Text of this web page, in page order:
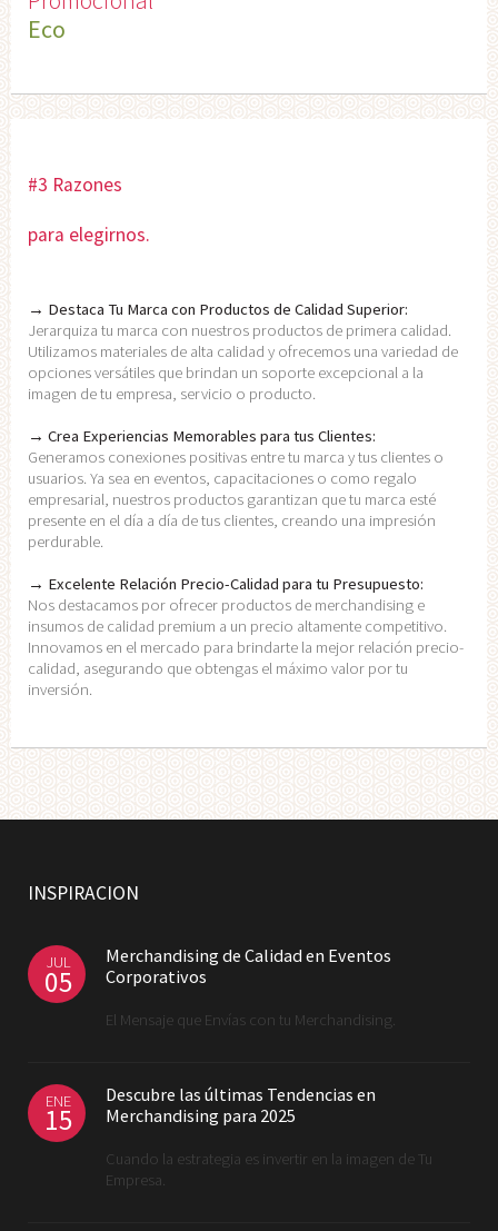
Eco
#3 Razones
para elegirnos.
→ Destaca Tu Marca con Productos de Calidad Superior:
Jerarquiza tu marca con nuestros productos de primera calidad.
Utilizamos materiales de alta calidad y ofrecemos una variedad de
opciones versátiles que brindan un soporte excepcional a la
imagen de tu empresa, servicio o producto.
→ Crea Experiencias Memorables para tus Clientes:
Generamos conexiones positivas entre tu marca y tus clientes o
usuarios. Ya sea en eventos, capacitaciones o como regalo
empresarial, nuestros productos garantizan que tu marca esté
presente en el día a día de tus clientes, creando una impresión
perdurable.
→ Excelente Relación Precio-Calidad para tu Presupuesto:
Nos destacamos por ofrecer productos de merchandising e
insumos de calidad premium a un precio altamente competitivo.
Innovamos en el mercado para brindarte la mejor relación precio-
calidad, asegurando que obtengas el máximo valor por tu
inversión.
INSPIRACION
JUL
05
Merchandising de Calidad en Eventos
Corporativos
El Mensaje que Envías con tu Merchandising.
ENE
15
Descubre las últimas Tendencias en
Merchandising para 2025
Cuando la estrategia es invertir en la imagen de Tu
Empresa.